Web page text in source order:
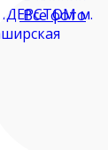
Все фото